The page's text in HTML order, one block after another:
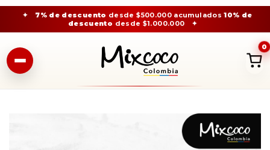
✦ 7% de descuento desde $500.000 acumulados10% de
descuento desde $1.000.000 ✦
0